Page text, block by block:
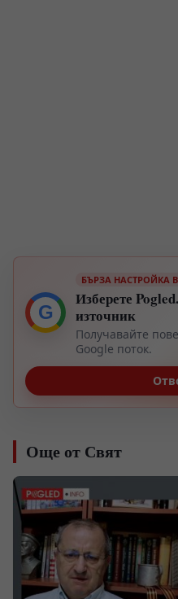
G
БЪРЗА НАСТРОЙКА В
Изберете
източник
Получавайте
Google поток.
Още от Свят